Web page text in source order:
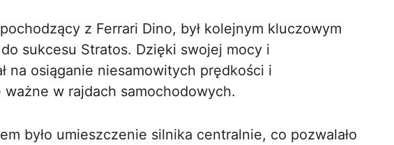
z Ferrari Dino, był kolejnym kluczowym
sukcesu Stratos. Dzięki swojej mocy i
na osiąganie niesamowitych prędkości i
w rajdach samochodowych.
było umieszczenie silnika centralnie, co pozwalało